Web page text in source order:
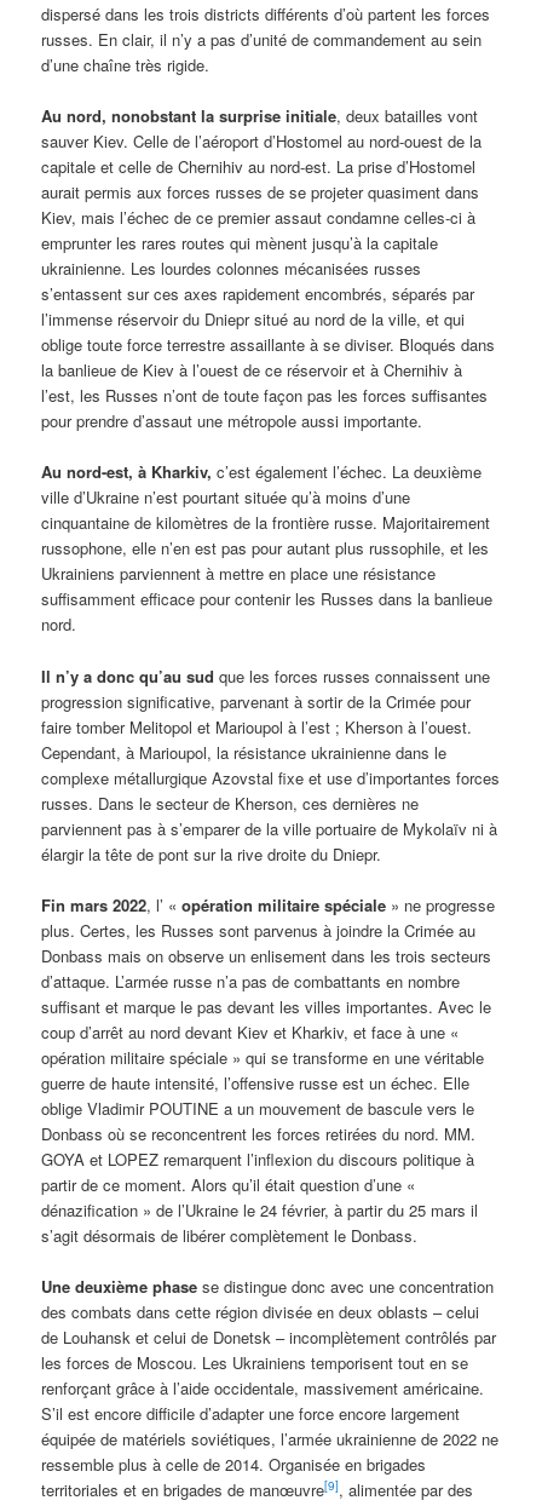
dispersé dans les trois districts différents d’où partent les forces
russes. En clair, il n’y a pas d’unité de commandement au sein
d’une chaîne très rigide.
Au nord, nonobstant la surprise initiale, deux batailles vont
sauver Kiev. Celle de l’aéroport d’Hostomel au nord-ouest de la
capitale et celle de Chernihiv au nord-est. La prise d’Hostomel
aurait permis aux forces russes de se projeter quasiment dans
Kiev, mais l’échec de ce premier assaut condamne celles-ci à
emprunter les rares routes qui mènent jusqu’à la capitale
ukrainienne. Les lourdes colonnes mécanisées russes
s’entassent sur ces axes rapidement encombrés, séparés par
l’immense réservoir du Dniepr situé au nord de la ville, et qui
oblige toute force terrestre assaillante à se diviser. Bloqués dans
la banlieue de Kiev à l’ouest de ce réservoir et à Chernihiv à
l’est, les Russes n’ont de toute façon pas les forces suffisantes
pour prendre d’assaut une métropole aussi importante.
Au nord-est, à Kharkiv, c’est également l’échec. La deuxième
ville d’Ukraine n’est pourtant située qu’à moins d’une
cinquantaine de kilomètres de la frontière russe. Majoritairement
russophone, elle n’en est pas pour autant plus russophile, et les
Ukrainiens parviennent à mettre en place une résistance
suffisamment efficace pour contenir les Russes dans la banlieue
nord.
Il n’y a donc qu’au sud que les forces russes connaissent une
progression significative, parvenant à sortir de la Crimée pour
faire tomber Melitopol et Marioupol à l’est ; Kherson à l’ouest.
Cependant, à Marioupol, la résistance ukrainienne dans le
complexe métallurgique Azovstal fixe et use d’importantes forces
russes. Dans le secteur de Kherson, ces dernières ne
parviennent pas à s’emparer de la ville portuaire de Mykolaïv ni à
élargir la tête de pont sur la rive droite du Dniepr.
Fin mars 2022, l’ «opération militaire spéciale » ne progresse
plus. Certes, les Russes sont parvenus à joindre la Crimée au
Donbass mais on observe un enlisement dans les trois secteurs
d’attaque. L’armée russe n’a pas de combattants en nombre
suffisant et marque le pas devant les villes importantes. Avec le
coup d’arrêt au nord devant Kiev et Kharkiv, et face à une «
opération militaire spéciale » qui se transforme en une véritable
guerre de haute intensité, l’offensive russe est un échec. Elle
oblige Vladimir POUTINE a un mouvement de bascule vers le
Donbass où se reconcentrent les forces retirées du nord. MM.
GOYA et LOPEZ remarquent l’inflexion du discours politique à
partir de ce moment. Alors qu’il était question d’une «
dénazification » de l’Ukraine le 24 février, à partir du 25 mars il
s’agit désormais de libérer complètement le Donbass.
Une deuxième phasese distingue donc avec une concentration
des combats dans cette région divisée en deux oblasts – celui
de Louhansk et celui de Donetsk – incomplètement contrôlés par
les forces de Moscou. Les Ukrainiens temporisent tout en se
renforçant grâce à l’aide occidentale, massivement américaine.
S’il est encore difficile d’adapter une force encore largement
équipée de matériels soviétiques, l’armée ukrainienne de 2022 ne
ressemble plus à celle de 2014. Organisée en brigades
territoriales et en brigades de manœuvre[9], alimentée par des